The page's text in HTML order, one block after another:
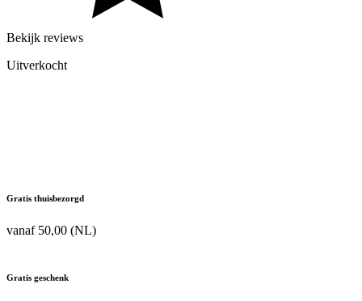
Bekijk reviews
Uitverkocht
Gratis thuisbezorgd
vanaf 50,00 (NL)
Gratis geschenk